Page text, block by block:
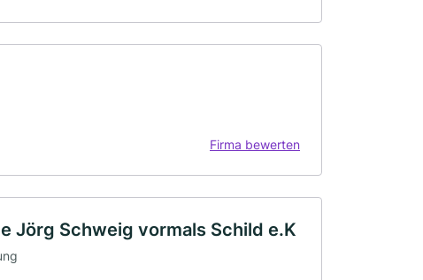
Firma bewerten
Jörg Schweig vormals Schild e.K